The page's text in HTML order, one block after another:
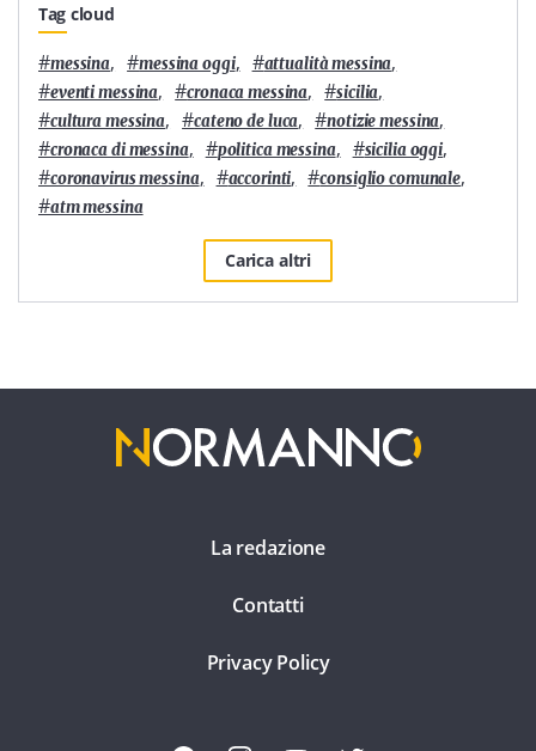
Tag cloud
#messina, #messina oggi, #attualità messina,
#eventi messina, #cronaca messina, #sicilia,
#cultura messina, #cateno de luca, #notizie messina,
#cronaca di messina, #politica messina, #sicilia oggi,
#coronavirus messina, #accorinti, #consiglio comunale,
#atm messina
Carica altri
La redazione
Contatti
Privacy Policy